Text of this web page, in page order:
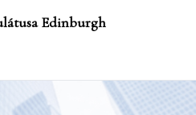
Edinburgh